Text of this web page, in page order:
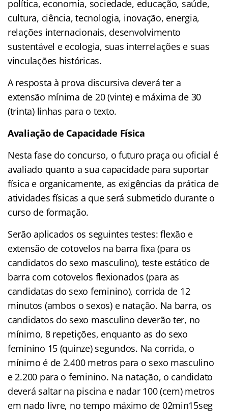
política, economia, sociedade, educação, saúde,
cultura, ciência, tecnologia, inovação, energia,
relações internacionais, desenvolvimento
sustentável e ecologia, suas interrelações e suas
vinculações históricas.
A resposta à prova discursiva deverá ter a
extensão mínima de 20 (vinte) e máxima de 30
(trinta) linhas para o texto.
Avaliação de Capacidade Física
Nesta fase do concurso, o futuro praça ou oficial é
avaliado quanto a sua capacidade para suportar
física e organicamente, as exigências da prática de
atividades físicas a que será submetido durante o
curso de formação.
Serão aplicados os seguintes testes: flexão e
extensão de cotovelos na barra fixa (para os
candidatos do sexo masculino), teste estático de
barra com cotovelos flexionados (para as
candidatas do sexo feminino), corrida de 12
minutos (ambos o sexos) e natação. Na barra, os
candidatos do sexo masculino deverão ter, no
mínimo, 8 repetições, enquanto as do sexo
feminino 15 (quinze) segundos. Na corrida, o
mínimo é de 2.400 metros para o sexo masculino
e 2.200 para o feminino. Na natação, o candidato
deverá saltar na piscina e nadar 100 (cem) metros
em nado livre, no tempo máximo de 02min15seg